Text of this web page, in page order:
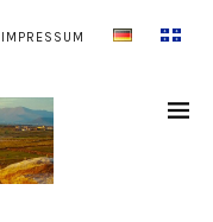
IMPRESSUM